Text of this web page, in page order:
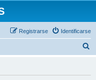
Identificarse
Registrarse